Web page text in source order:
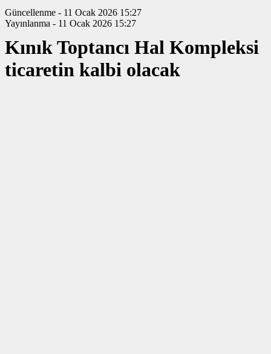
Güncellenme - 11 Ocak 2026 15:27
Yayınlanma - 11 Ocak 2026 15:27
Kınık Toptancı Hal Kompleksi
ticaretin kalbi olacak